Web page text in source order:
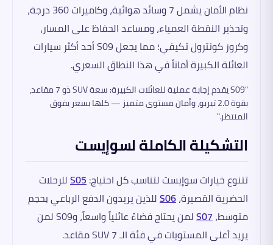
نظام الأمان يشمل 7 وسائد هوائية، وكاميرات 360 درجة،
وتحذير النقطة العمياء، ومساعد الحفاظ على المسار،
وكروز كونترول تكيفي؛ مما يجعل S09 أحد أكثر سيارات
العائلة الكبيرة أماناً في هذا النطاق السعري.
"S09 يقدم إجابة عملية للعائلات الكبيرة: سعة SUV ذو 7 مقاعد،
بقوة 2.0 تيربو، وأمان مستوى متميز — كلها بسعر يفوق
المنتظر."
التشكيلة الكاملة لسوإيست
تتنوع خيارات سوإيست لتناسب كل احتياج:S05للرحلات
الحضرية القصيرة،S06للذين يريدون الدفع الرباعي بحجم
متوسط،S07
لمن يحتاج فضاءً عائلياً واسعاً، وS09 لمن
يريد أعلى المستويات في فئة الـ SUV 7 مقاعد.